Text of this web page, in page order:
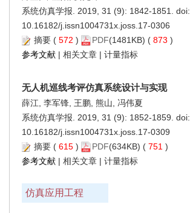
系统仿真学报. 2019, 31 (9): 1842-1851. doi:
10.16182/j.issn1004731x.joss.17-0306
摘要 ( 572 ) PDF(1481KB) ( 873 )
参考文献 | 相关文章 | 计量指标
无人机巡线考评仿真系统设计与实现
薛江, 李军锋, 王鹏, 熊山, 冯伟夏
系统仿真学报. 2019, 31 (9): 1852-1859. doi:
10.16182/j.issn1004731x.joss.17-0309
摘要 ( 615 ) PDF(634KB) ( 751 )
参考文献 | 相关文章 | 计量指标
仿真应用工程